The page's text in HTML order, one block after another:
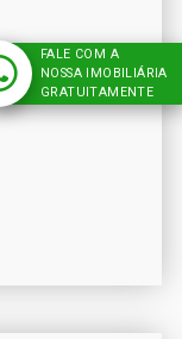
FALE COM A
NOSSA IMOBILIÁRIA
GRATUITAMENTE